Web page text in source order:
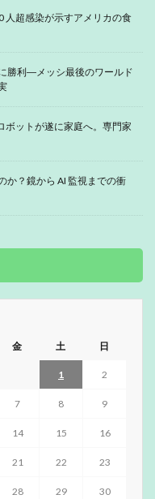
人超感染が示すアメリカの食
勝利―メッシ最後のワールド
ボットが遂に家庭へ。専門家
か？鏡から AI 監視までの衝
金 土 日
1 2
7 8 9
14 15 16
21 22 23
28 29 30